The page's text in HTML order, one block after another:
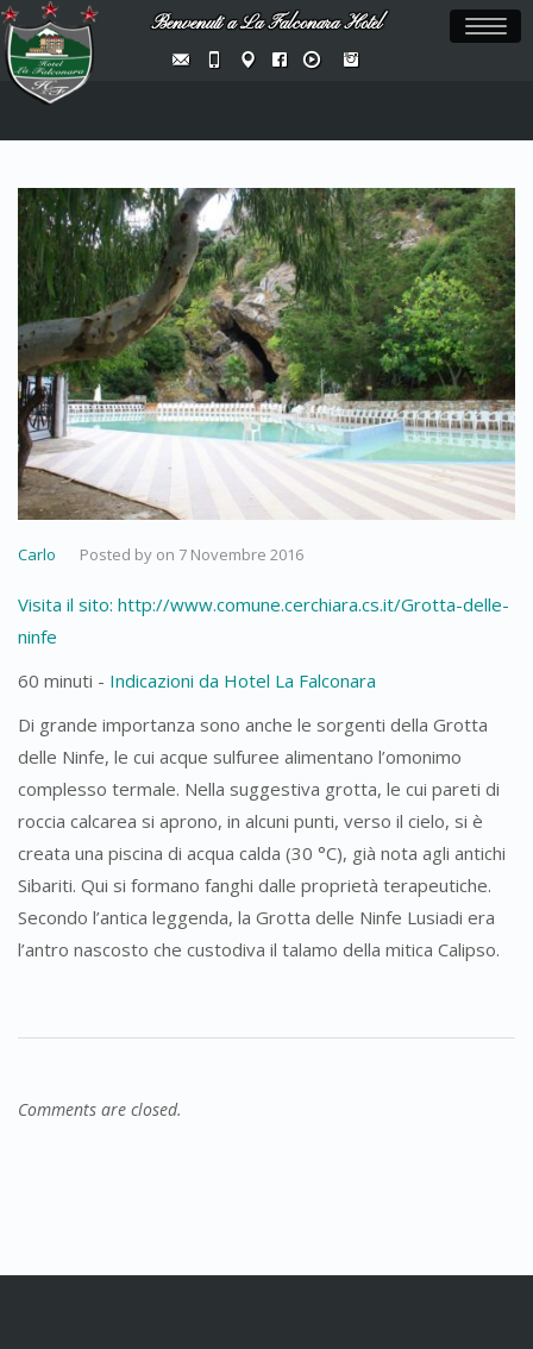
Benvenuti a La Falconara Hotel
Posted by
Carlo on 7 Novembre 2016
Visita il sito: http://www.comune.cerchiara.cs.it/Grotta-delle-
ninfe
60 minuti - Indicazioni da Hotel La Falconara
Di grande importanza sono anche le sorgenti della Grotta
delle Ninfe, le cui acque sulfuree alimentano l’omonimo
complesso termale. Nella suggestiva grotta, le cui pareti di
roccia calcarea si aprono, in alcuni punti, verso il cielo, si è
creata una piscina di acqua calda (30 °C), già nota agli antichi
Sibariti. Qui si formano fanghi dalle proprietà terapeutiche.
Secondo l’antica leggenda, la Grotta delle Ninfe Lusiadi era
l’antro nascosto che custodiva il talamo della mitica Calipso.
Comments are closed.